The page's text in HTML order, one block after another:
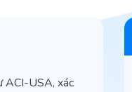
ACI-USA, xác